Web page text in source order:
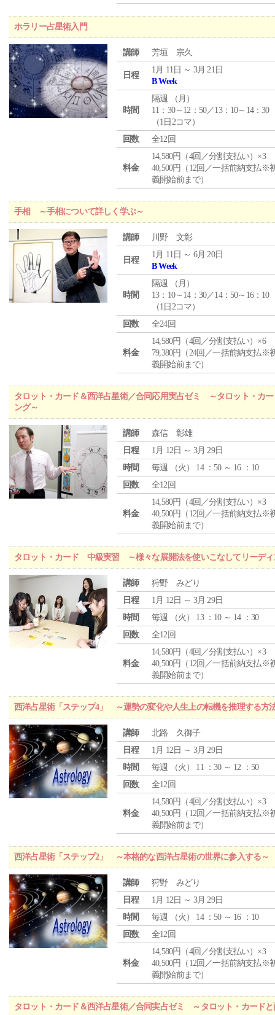
ホラリー占星術入門
講師 芳垣 宗久
日程
1月 11日 ～ 3月 21日
B Week
時間
隔週 （ 月 ）
11：30～12：50／13：10～14：30
（1日2コマ）
回数
全12回
料金
14,580円（4回／分割支払い）×3
40,500円（12回／一括前納支払※
義開始前まで）
手相 ～手相について詳しく学ぶ～
講師 川野 文彰
日程
1月 11日 ～ 6月 20日
B Week
時間
隔週 （ 月 ）
13：10～14：30／14：50～16：10
（1日2コマ）
回数
全24回
料金
14,580円（4回／分割支払い）×6
79,380円（24回／一括前納支払※
義開始前まで）
タロット・カード＆西洋占星術／合同応用実占ゼミ ～タロット・カ
ング～
講師
森信 彰雄
日程
1月 12日 ～ 3月 29日
時間
毎週 （火 ） 14 ：50 ～ 16 ：10
回数
全12回
料金
14,580円（4回／分割支払い）×3
40,500円（12回／一括前納支払※
義開始前まで）
タロット・カード 中級実習 ～様々な展開法を使いこなしてリーディ
講師
狩野 みどり
日程
1月 12日 ～ 3月 29日
時間
毎週 （火 ） 13 ：10 ～ 14 ：30
回数
全12回
料金
14,580円（4回／分割支払い）×3
40,500円（12回／一括前納支払※
義開始前まで）
西洋占星術「ステップ4」 ～運勢の変化や人生上の転機を推理する方
講師
北路 久御子
日程
1月 12日 ～ 3月 29日
時間
毎週 （火 ） 11 ：30 ～ 12 ：50
回数
全12回
料金
14,580円（4回／分割支払い）×3
40,500円（12回／一括前納支払※
義開始前まで）
西洋占星術「ステップ2」 ～本格的な西洋占星術の世界に参入する～
講師
狩野 みどり
日程
1月 12日 ～ 3月 29日
時間
毎週 （火 ） 14 ：50 ～ 16 ：10
回数
全12回
料金
14,580円（4回／分割支払い）×3
40,500円（12回／一括前納支払※
義開始前まで）
タロット・カード＆西洋占星術／合同実占ゼミ ～タロット・カード